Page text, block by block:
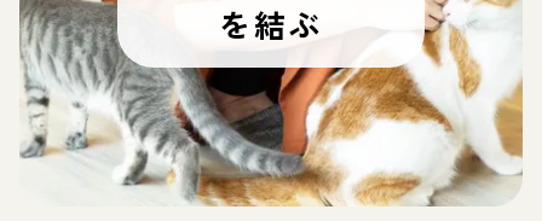
を結ぶ